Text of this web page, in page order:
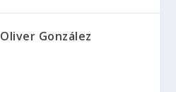
Oliver González